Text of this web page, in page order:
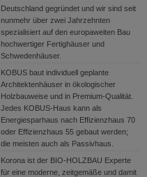
Deutschland gegründet und wir sind seit
nunmehr über zwei Jahrzehnten
spezialisiert auf den europaweiten Bau
hochwertiger Fertighäuser und
Schwedenhäuser.
KOBUS baut individuell geplante
Architektenhäuser in ökologischer
Holzbauweise und in Premium-Qualität.
Jedes KOBUS-Haus kann als
Energiesparhaus nach Effizienzhaus 70
oder Effizienzhaus 55 gebaut werden;
die meisten auch als Passivhaus.
Korona ist der BIO-HOLZBAU Experte
für eine moderne, zeitgemäße und damit